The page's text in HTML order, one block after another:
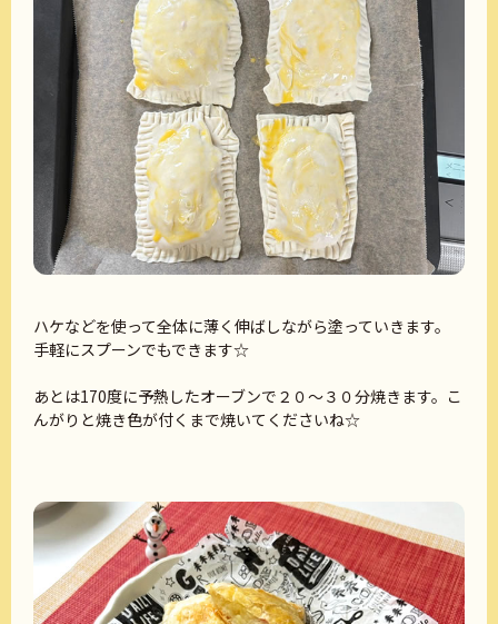
ハケなどを使って全体に薄く伸ばしながら塗っていきます。
手軽にスプーンでもできます☆
あとは170度に予熱したオーブンで２０～３０分焼きます。こ
んがりと焼き色が付くまで焼いてくださいね☆